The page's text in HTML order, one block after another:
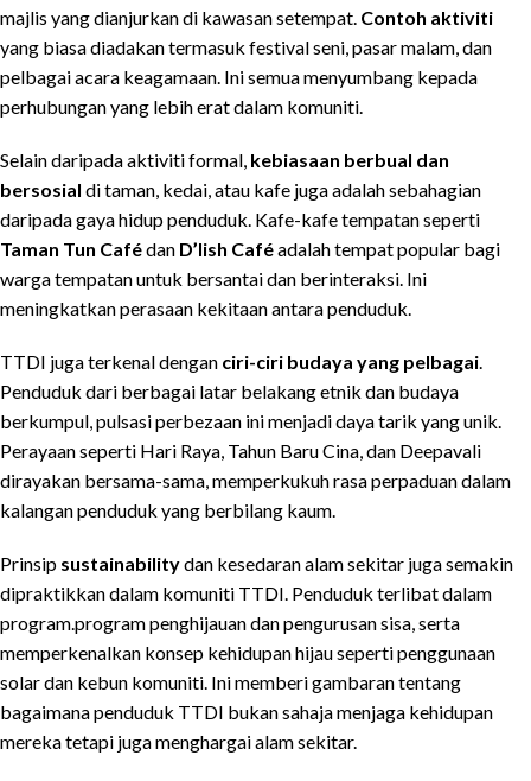
majlis yang dianjurkan di kawasan setempat. Contoh aktiviti
yang biasa diadakan termasuk festival seni, pasar malam, dan
pelbagai acara keagamaan. Ini semua menyumbang kepada
perhubungan yang lebih erat dalam komuniti.
Selain daripada aktiviti formal, kebiasaan berbual dan
bersosial di taman, kedai, atau kafe juga adalah sebahagian
daripada gaya hidup penduduk. Kafe-kafe tempatan seperti
Taman Tun Cafédan D’lish Caféadalah tempat popular bagi
warga tempatan untuk bersantai dan berinteraksi. Ini
meningkatkan perasaan kekitaan antara penduduk.
TTDI juga terkenal dengan ciri-ciri budaya yang pelbagai
Penduduk dari berbagai latar belakang etnik dan budaya
berkumpul, pulsasi perbezaan ini menjadi daya tarik yang unik.
Perayaan seperti Hari Raya, Tahun Baru Cina, dan Deepavali
dirayakan bersama-sama, memperkukuh rasa perpaduan dalam
kalangan penduduk yang berbilang kaum.
Prinsip sustainabilitydan kesedaran alam sekitar juga semakin
dipraktikkan dalam komuniti TTDI. Penduduk terlibat dalam
program.program penghijauan dan pengurusan sisa, serta
memperkenalkan konsep kehidupan hijau seperti penggunaan
solar dan kebun komuniti. Ini memberi gambaran tentang
bagaimana penduduk TTDI bukan sahaja menjaga kehidupan
mereka tetapi juga menghargai alam sekitar.